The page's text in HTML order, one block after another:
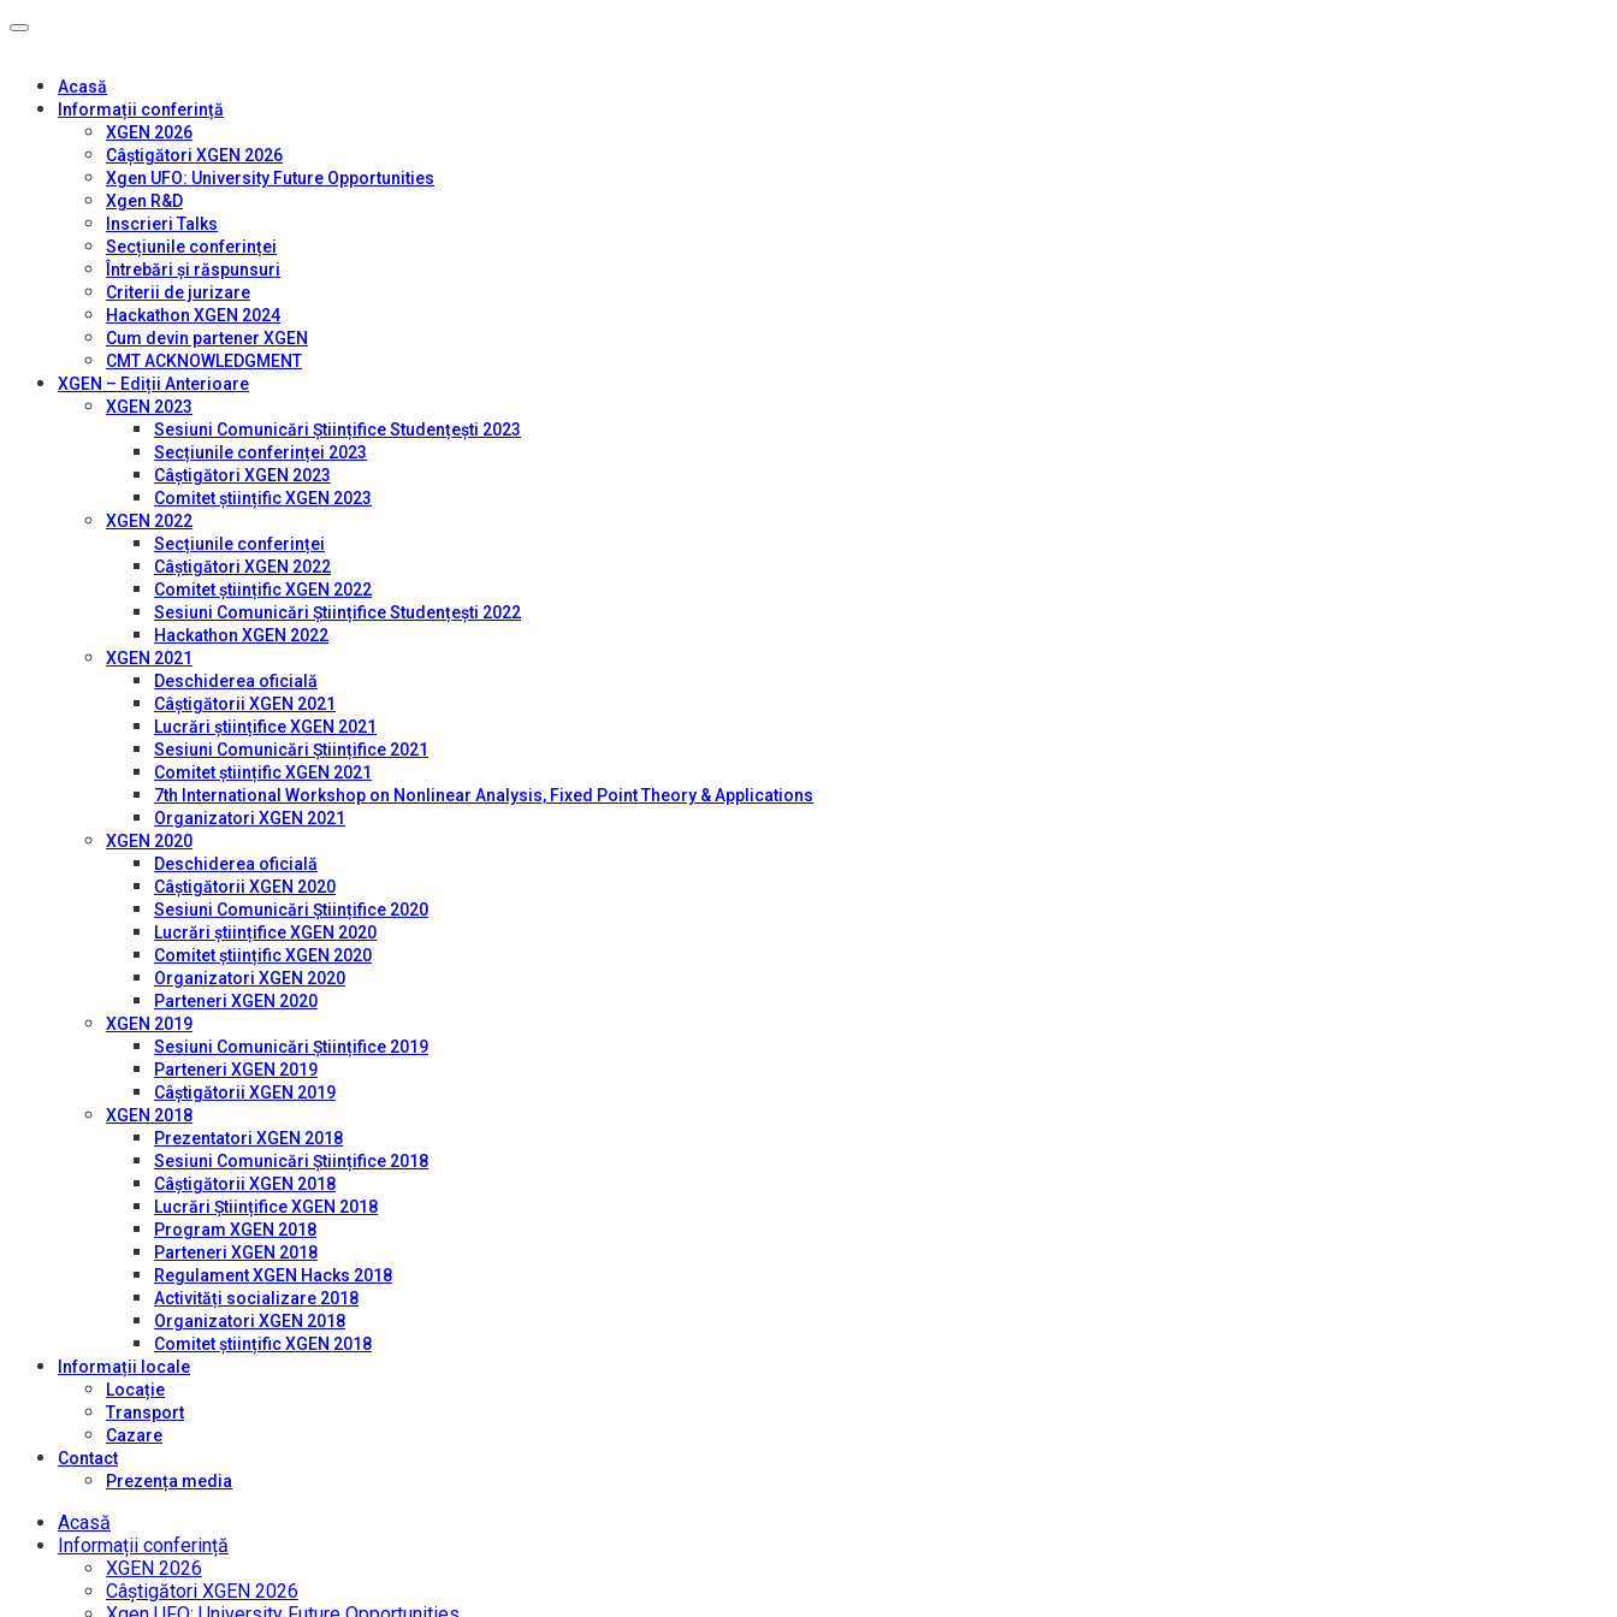
Acasă
Informații conferință
XGEN 2026
Câștigători XGEN 2026
Xgen UFO: University Future Opportunities
Xgen R&D
Inscrieri Talks
Secțiunile conferinței
Întrebări și răspunsuri
Criterii de jurizare
Hackathon XGEN 2024
Cum devin partener XGEN
CMT ACKNOWLEDGMENT
XGEN – Ediții Anterioare
XGEN 2023
Sesiuni Comunicări Științifice Studențești 2023
Secțiunile conferinței 2023
Câștigători XGEN 2023
Comitet științific XGEN 2023
XGEN 2022
Secțiunile conferinței
Câștigători XGEN 2022
Comitet științific XGEN 2022
Sesiuni Comunicări Științifice Studențești 2022
Hackathon XGEN 2022
XGEN 2021
Deschiderea oficială
Câștigătorii XGEN 2021
Lucrări științifice XGEN 2021
Sesiuni Comunicări Științifice 2021
Comitet științific XGEN 2021
7th International Workshop on Nonlinear Analysis, Fixed Point Theory & Applications
Organizatori XGEN 2021
XGEN 2020
Deschiderea oficială
Câștigătorii XGEN 2020
Sesiuni Comunicări Științifice 2020
Lucrări științifice XGEN 2020
Comitet științific XGEN 2020
Organizatori XGEN 2020
Parteneri XGEN 2020
XGEN 2019
Sesiuni Comunicări Științifice 2019
Parteneri XGEN 2019
Câștigătorii XGEN 2019
XGEN 2018
Prezentatori XGEN 2018
Sesiuni Comunicări Științifice 2018
Câștigătorii XGEN 2018
Lucrări Științifice XGEN 2018
Program XGEN 2018
Parteneri XGEN 2018
Regulament XGEN Hacks 2018
Activități socializare 2018
Organizatori XGEN 2018
Comitet științific XGEN 2018
Informații locale
Locație
Transport
Cazare
Contact
Prezența media
Acasă
Informații conferință
XGEN 2026
Câștigători XGEN 2026